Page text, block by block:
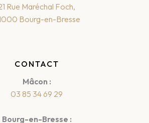
Rue Maréchal Foch,
Bourg-en-Bresse
CONTACT
Mâcon :
03 85 34 69 29
Bourg-en-Bresse :